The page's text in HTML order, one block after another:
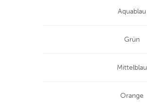
Aquablau
Grün
Mittelblau
Orange